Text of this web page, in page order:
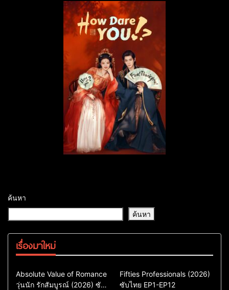
ค้นหา
ค้นหา
เรื่องมาใหม่
Comedy
Drama
ซีรี่ย์เกาหลี
Absolute Value of Romance
วุ่นนัก รักสัมบูรณ์ (2026) ซับ
Action & Adventure
Comedy
Drama
Fifties Professionals (2026)
ซับไทย EP1-EP12